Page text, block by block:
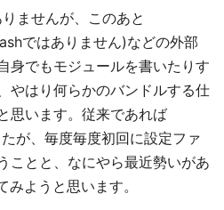
ませんが、このあと
ではありません)などの外部
身でもモジュールを書いたりす
やはり何らかのバンドルする仕
思います。従来であれば
が、毎度毎度初回に設定ファ
ことと、なにやら最近勢いがあ
ようと思います。